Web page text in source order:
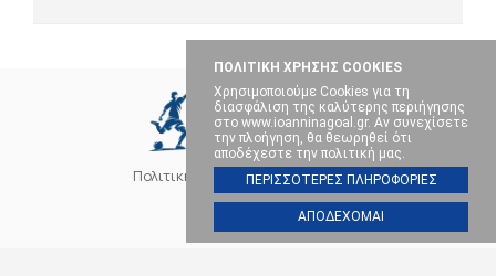
ΠΟΛΙΤΙΚΗ ΧΡΗΣΗΣ COOKIES
Χρησιμοποιούμε Cookies για τη
διασφάλιση της καλύτερης περιήγησης
στο www.ioanninagoal.gr. Αν συνεχίσετε
την πλοήγηση, θα θεωρηθεί ότι
αποδέχεστε την πολιτική μας.
ΠΕΡΙΣΣΟΤΕΡΕΣ ΠΛΗΡΟΦΟΡΙΕΣ
ΑΠΟΔΕΧΟΜΑΙ
Πολιτική Cookies Επικοινωνία
SOCIAL MEDIA